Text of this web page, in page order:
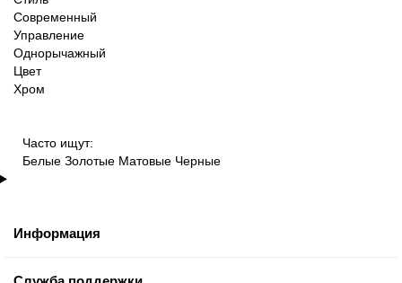
Современный
Управление
Однорычажный
Цвет
Хром
Часто ищут:
Белые Золотые Матовые Черные
Информация